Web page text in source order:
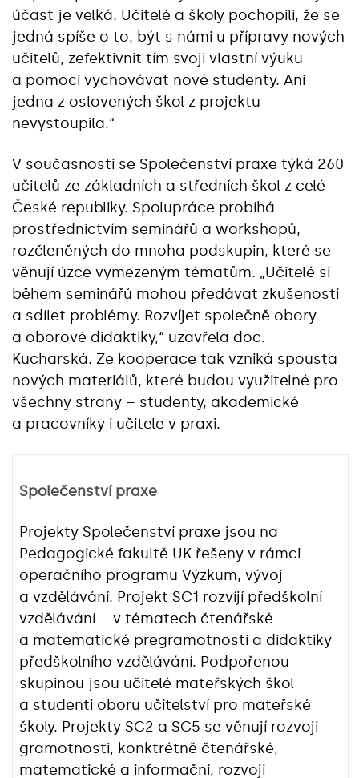
účast je velká. Učitelé a školy pochopili, že se
jedná spíše o to, být s námi u přípravy nových
učitelů, zefektivnit tím svoji vlastní výuku
a pomoci vychovávat nové studenty. Ani
jedna z oslovených škol z projektu
nevystoupila.“
V současnosti se Společenství praxe týká 260
učitelů ze základních a středních škol z celé
České republiky. Spolupráce probíhá
prostřednictvím seminářů a workshopů,
rozčleněných do mnoha podskupin, které se
věnují úzce vymezeným tématům. „Učitelé si
během seminářů mohou předávat zkušenosti
a sdílet problémy. Rozvíjet společně obory
a oborové didaktiky,“ uzavřela doc.
Kucharská. Ze kooperace tak vzniká spousta
nových materiálů, které budou využitelné pro
všechny strany – studenty, akademické
a pracovníky i učitele v praxi.
Společenství praxe
Projekty Společenství praxe jsou na
Pedagogické fakultě UK řešeny v rámci
operačního programu Výzkum, vývoj
a vzdělávání. Projekt SC1 rozvíjí předškolní
vzdělávání – v tématech čtenářské
a matematické pregramotnosti a didaktiky
předškolního vzdělávání. Podpořenou
skupinou jsou učitelé mateřských škol
a studenti oboru učitelství pro mateřské
školy. Projekty SC2 a SC5 se věnují rozvoji
gramotnosti, konktrétně čtenářské,
matematické a informační, rozvoji